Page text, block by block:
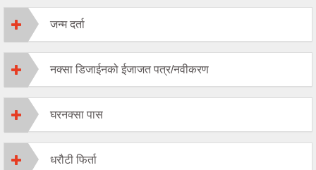
जन्म दर्ता
नक्सा डिजाईनको ईजाजत पत्र/नवीकरण
घरनक्सा पास
धरौटी फिर्ता